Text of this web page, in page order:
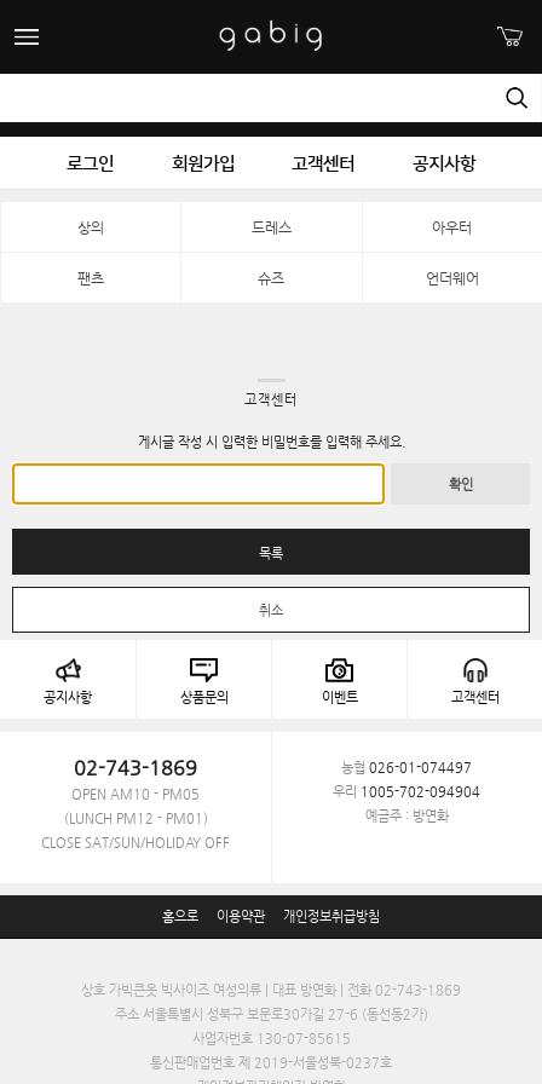
로그인 회원가입 고객센터 공지사항
상의 드레스 아우터
팬츠 슈즈 언더웨어
고객센터
게시글 작성 시 입력한 비밀번호를 입력해 주세요.
확인
목록
취소
공지사항 상품문의 이벤트 고객센터
02-743-1869
OPEN AM10 - PM05
(LUNCH PM12 - PM01)
CLOSE SAT/SUN/HOLIDAY OFF
농협 026-01-074497
우리 1005-702-094904
예금주 : 방연화
홈으로 이용약관 개인정보취급방침
상호 가빅큰옷 빅사이즈 여성의류 | 대표 방연화 | 전화 02-743-1869
주소 서울특별시 성북구 보문로30가길 27-6 (동선동2가)
사업자번호 130-07-85615
통신판매업번호 제 2019-서울성북-0237호